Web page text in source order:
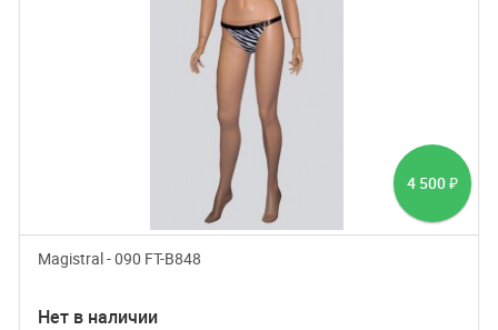
4 500 ₽
Magistral - 090 FT-B848
Нет в наличии